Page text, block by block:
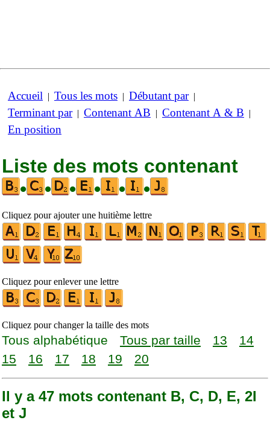
Accueil | Tous les mots | Débutant par|
Terminant par| Contenant AB | Contenant A & B |
En position
Liste des mots contenant
•
• • • • •
Cliquez pour ajouter une huitième lettre
Cliquez pour enlever une lettre
Cliquez pour changer la taille des mots
Tous alphabétique Tous par taille 13
14
15
16 17 18 19 20
Il y a 47 mots contenant B, C, D, E, 2I
et J